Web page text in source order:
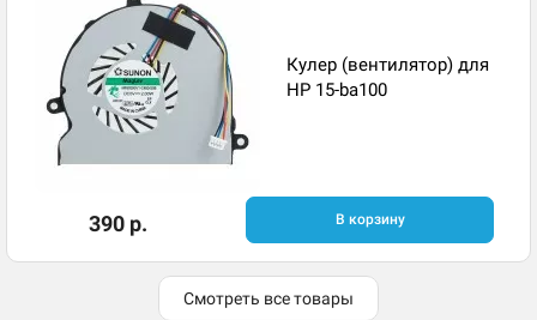
Кулер (вентилятор) для
HP 15-ba100
390 р. В корзину
Смотреть все товары